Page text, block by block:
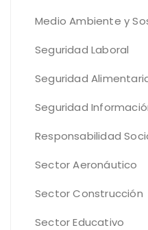
Medio Ambiente y
Seguridad Laboral
Seguridad
Seguridad
Responsabilidad
Sector Aeronáutico
Sector Construcción
Sector Educativo